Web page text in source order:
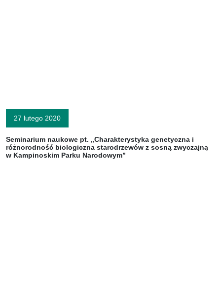
27 lutego 2020
Seminarium naukowe pt. „Charakterystyka genetyczna i
różnorodność biologiczna starodrzewów z sosną zwyczajną
w Kampinoskim Parku Narodowym”